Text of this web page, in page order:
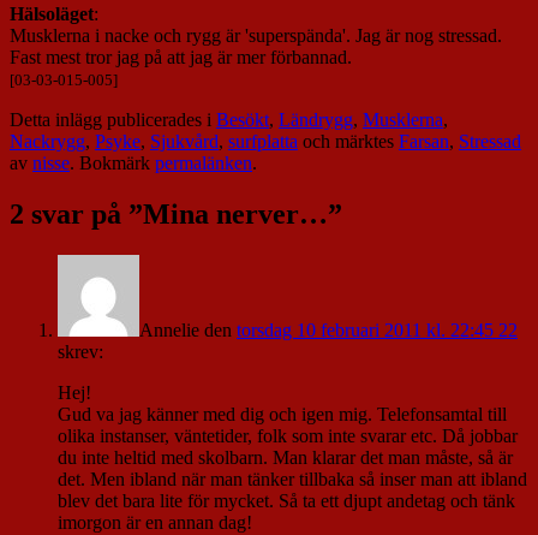
Hälsoläget:
Musklerna i nacke och rygg är 'superspända'. Jag är nog stressad.
Fast mest tror jag på att jag är mer förbannad.
[03-03-015-005]
Detta inlägg publicerades i Besökt, Ländrygg, Musklerna,
Nackrygg, Psyke, Sjukvård, surfplatta och märktes Farsan, Stressad
av nisse. Bokmärk permalänken.
2 svar på ”Mina nerver…”
Annelie den torsdag 10 februari 2011 kl. 22:45 22
skrev:
Hej!
Gud va jag känner med dig och igen mig. Telefonsamtal till
olika instanser, väntetider, folk som inte svarar etc. Då jobbar
du inte heltid med skolbarn. Man klarar det man måste, så är
det. Men ibland när man tänker tillbaka så inser man att ibland
blev det bara lite för mycket. Så ta ett djupt andetag och tänk
imorgon är en annan dag!